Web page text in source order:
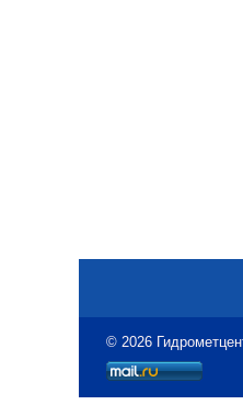
© 2026